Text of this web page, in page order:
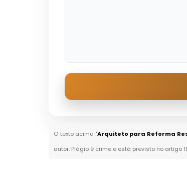
O texto acima "Arquiteto para Reforma
autor. Plágio é crime e está previsto no artigo